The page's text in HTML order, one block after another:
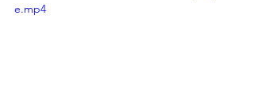
e.mp4